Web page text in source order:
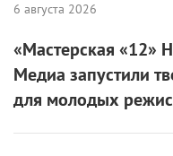
6 августа 2026
«Мастерская «12»
Медиа запустили
для молодых